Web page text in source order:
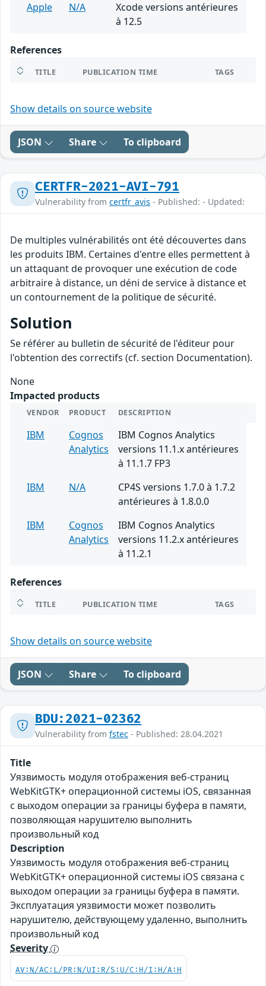
Apple
N/A
Xcode versions antérieures
à 12.5
References
TITLE PUBLICATION TIME TAGS
Show details on source website
JSON Share To clipboard
CERTFR-2021-AVI-791
Vulnerability from certfr_avis - Published: - Updated:
De multiples vulnérabilités ont été découvertes dans
les produits IBM. Certaines d'entre elles permettent à
un attaquant de provoquer une exécution de code
arbitraire à distance, un déni de service à distance et
un contournement de la politique de sécurité.
Solution
Se référer au bulletin de sécurité de l'éditeur pour
l'obtention des correctifs (cf. section Documentation).
None
Impacted products
VENDOR PRODUCT DESCRIPTION
IBM
Cognos
Analytics
IBM Cognos Analytics
versions 11.1.x antérieures
à 11.1.7 FP3
IBM
N/A
CP4S versions 1.7.0 à 1.7.2
antérieures à 1.8.0.0
IBM
Cognos
Analytics
IBM Cognos Analytics
versions 11.2.x antérieures
à 11.2.1
References
TITLE PUBLICATION TIME TAGS
Show details on source website
JSON Share To clipboard
BDU:2021-02362
Vulnerability from fstec - Published: 28.04.2021
Title
Уязвимость модуля отображения веб-страниц
WebKitGTK+ операционной системы iOS, связанная
с выходом операции за границы буфера в памяти,
позволяющая нарушителю выполнить
произвольный код
Description
Уязвимость модуля отображения веб-страниц
WebKitGTK+ операционной системы iOS связана с
выходом операции за границы буфера в памяти.
Эксплуатация уязвимости может позволить
нарушителю, действующему удаленно, выполнить
произвольный код
Severity
AV:N/AC:L/PR:N/UI:R/S:U/C:H/I:H/A:H